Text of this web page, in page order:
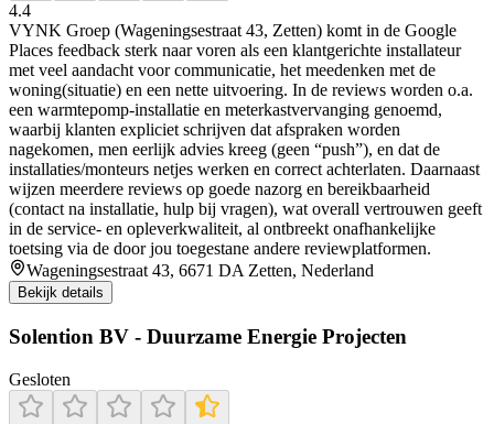
4.4
VYNK Groep (Wageningsestraat 43, Zetten) komt in de Google
Places feedback sterk naar voren als een klantgerichte installateur
met veel aandacht voor communicatie, het meedenken met de
woning(situatie) en een nette uitvoering. In de reviews worden o.a.
een warmtepomp-installatie en meterkastvervanging genoemd,
waarbij klanten expliciet schrijven dat afspraken worden
nagekomen, men eerlijk advies kreeg (geen “push”), en dat de
installaties/monteurs netjes werken en correct achterlaten. Daarnaast
wijzen meerdere reviews op goede nazorg en bereikbaarheid
(contact na installatie, hulp bij vragen), wat overall vertrouwen geeft
in de service- en opleverkwaliteit, al ontbreekt onafhankelijke
toetsing via de door jou toegestane andere reviewplatformen.
Wageningsestraat 43, 6671 DA Zetten, Nederland
Bekijk details
Solention BV - Duurzame Energie Projecten
Gesloten